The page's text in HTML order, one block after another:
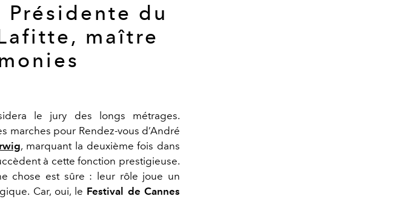
du
maître
le jury des longs métrages.
marches pour Rendez-vous d’André
, marquant la deuxième fois dans
à cette fonction prestigieuse.
chose est sûre : leur rôle joue un
Car, oui, le Festival de Cannes